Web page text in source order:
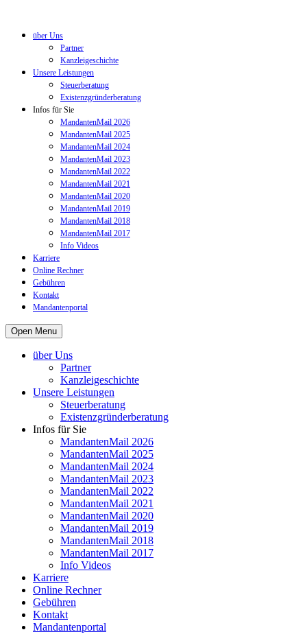
über Uns
Partner
Kanzleigeschichte
Unsere Leistungen
Steuerberatung
Existenzgründerberatung
Infos für Sie
MandantenMail 2026
MandantenMail 2025
MandantenMail 2024
MandantenMail 2023
MandantenMail 2022
MandantenMail 2021
MandantenMail 2020
MandantenMail 2019
MandantenMail 2018
MandantenMail 2017
Info Videos
Karriere
Online Rechner
Gebühren
Kontakt
Mandantenportal
Open Menu
über Uns
Partner
Kanzleigeschichte
Unsere Leistungen
Steuerberatung
Existenzgründerberatung
Infos für Sie
MandantenMail 2026
MandantenMail 2025
MandantenMail 2024
MandantenMail 2023
MandantenMail 2022
MandantenMail 2021
MandantenMail 2020
MandantenMail 2019
MandantenMail 2018
MandantenMail 2017
Info Videos
Karriere
Online Rechner
Gebühren
Kontakt
Mandantenportal